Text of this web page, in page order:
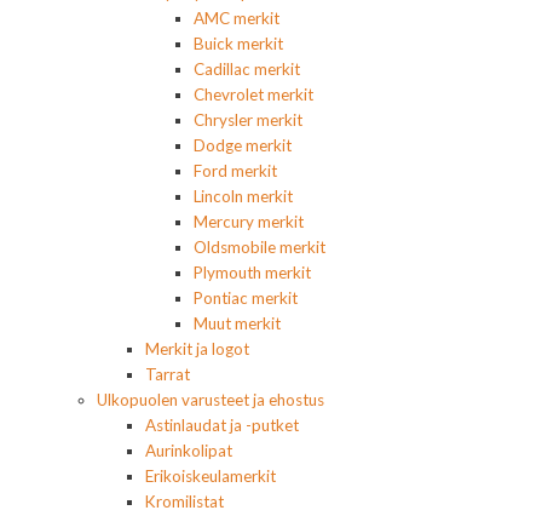
AMC merkit
Buick merkit
Cadillac merkit
Chevrolet merkit
Chrysler merkit
Dodge merkit
Ford merkit
Lincoln merkit
Mercury merkit
Oldsmobile merkit
Plymouth merkit
Pontiac merkit
Muut merkit
Merkit ja logot
Tarrat
Ulkopuolen varusteet ja ehostus
Astinlaudat ja -putket
Aurinkolipat
Erikoiskeulamerkit
Kromilistat